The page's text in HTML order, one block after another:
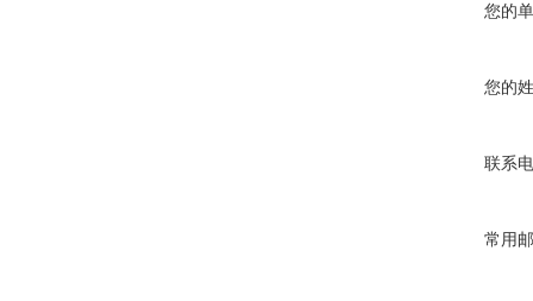
您的
您的
联系
常用